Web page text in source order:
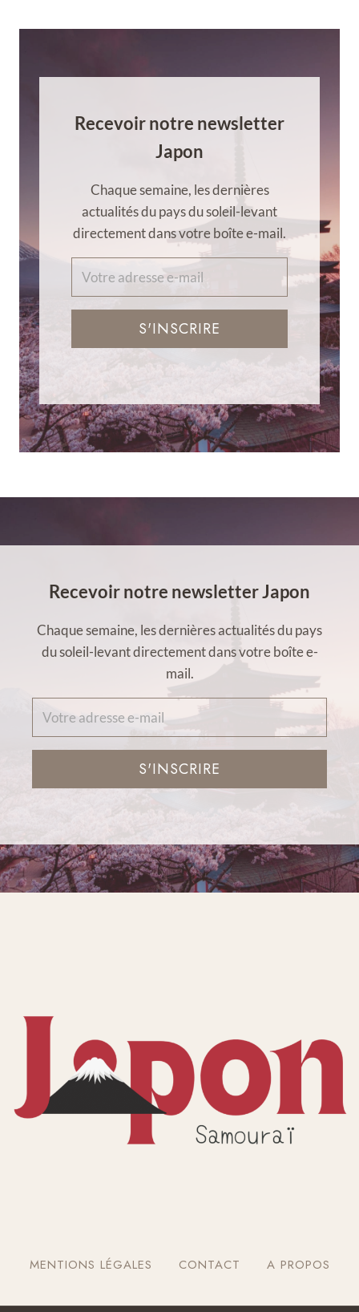
Recevoir notre newsletter
Japon
Chaque semaine, les dernières
actualités du pays du soleil-levant
directement dans votre boîte e-mail.
S'INSCRIRE
Recevoir notre newsletter Japon
Chaque semaine, les dernières actualités du pays
du soleil-levant directement dans votre boîte e-
mail.
S'INSCRIRE
MENTIONS LÉGALES CONTACT A PROPOS